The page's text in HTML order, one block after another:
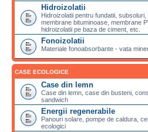
Hidroizolatii
Hidroizolatii pentru fundatii,
membrane bituminoase, membrane
hidroizolatii pe baza de ciment, etc.
Fonoizolatii
Materiale fonoabsorbante - vata
CASE ECOLOGICE
Case din lemn
Case din lemn, case din busteni,
sandwich
Energii regenerabile
Panouri solare, pompe de caldura,
ecologici